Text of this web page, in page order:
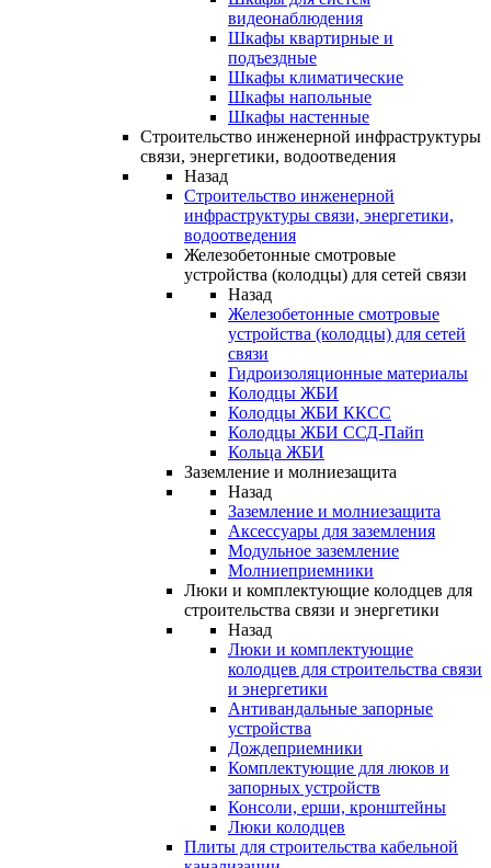
видеонаблюдения
Шкафы квартирные и
подъездные
Шкафы климатические
Шкафы напольные
Шкафы настенные
Строительство инженерной инфраструктуры
связи, энергетики, водоотведения
Назад
Строительство инженерной
инфраструктуры связи, энергетики,
водоотведения
Железобетонные смотровые
устройства (колодцы) для сетей связи
Назад
Железобетонные смотровые
устройства (колодцы) для сетей
связи
Гидроизоляционные материалы
Колодцы ЖБИ
Колодцы ЖБИ ККСС
Колодцы ЖБИ ССД-Пайп
Кольца ЖБИ
Заземление и молниезащита
Назад
Заземление и молниезащита
Аксессуары для заземления
Модульное заземление
Молниеприемники
Люки и комплектующие колодцев для
строительства связи и энергетики
Назад
Люки и комплектующие
колодцев для строительства связи
и энергетики
Антивандальные запорные
устройства
Дождеприемники
Комплектующие для люков и
запорных устройств
Консоли, ерши, кронштейны
Люки колодцев
Плиты для строительства кабельной